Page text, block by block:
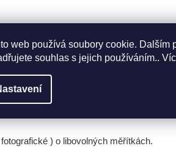
web používá soubory cookie. Dalším
souhlas s jejich používáním..
- nepostradatelná součást každého, kdo
určené pro zakreslování do mapy (
různé obkreslovací tvary ( kolečka,
) o libovolných měřítkách.